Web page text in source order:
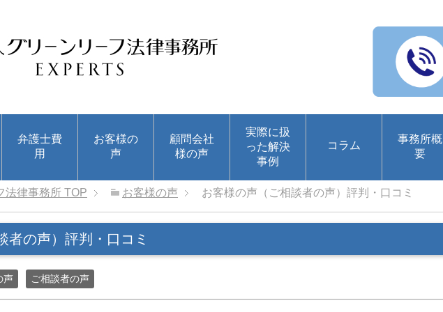
弁護士費
用
お客様の
声
顧問会社
様の声
実際に扱
った解決
事例
コラム
事務所概
要
法律事務所 TOP お客様の声 お客様の声（ご相談者の声）評判・口コミ
者の声）評判・口コミ
声 ご相談者の声